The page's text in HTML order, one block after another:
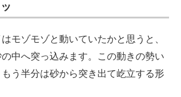
モゾモゾと動いていたかと思うと、
中へ突っ込みます。この動きの勢い
う半分は砂から突き出て屹立する形